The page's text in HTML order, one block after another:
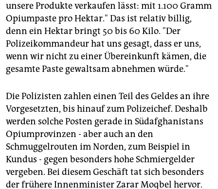
unsere Produkte verkaufen lässt: mit 1.100 Gramm
Opiumpaste pro Hektar." Das ist relativ billig,
denn ein Hektar bringt 50 bis 60 Kilo. "Der
Polizeikommandeur hat uns gesagt, dass er uns,
wenn wir nicht zu einer Übereinkunft kämen, die
gesamte Paste gewaltsam abnehmen würde."
Die Polizisten zahlen einen Teil des Geldes an ihre
Vorgesetzten, bis hinauf zum Polizeichef. Deshalb
werden solche Posten gerade in Südafghanistans
Opiumprovinzen - aber auch an den
Schmuggelrouten im Norden, zum Beispiel in
Kundus - gegen besonders hohe Schmiergelder
vergeben. Bei diesem Geschäft tat sich besonders
der frühere Innenminister Zarar Moqbel hervor.